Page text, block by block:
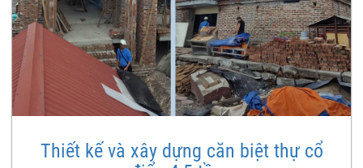
Thiết kế và xây dựng căn biệt thự cổ